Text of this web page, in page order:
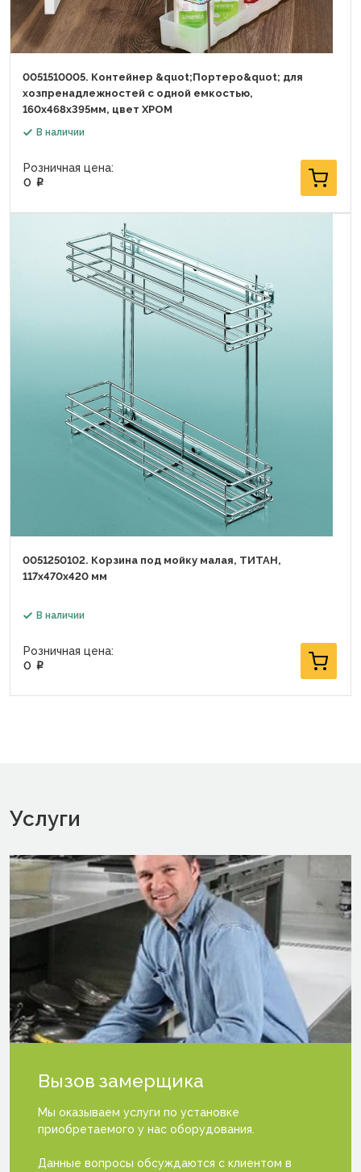
0051510005. Контейнер &quot;Портеро&quot; для
хозпренадлежностей с одной емкостью,
160x468x395мм, цвет ХРОМ
В наличии
Розничная цена:
0
p
0051250102. Корзина под мойку малая, ТИТАН,
117х470х420 мм
В наличии
Розничная цена:
0
p
Услуги
Вызов замерщика
Мы оказываем услуги по установке
приобретаемого у нас оборудования.
Данные вопросы обсуждаются с клиентом в